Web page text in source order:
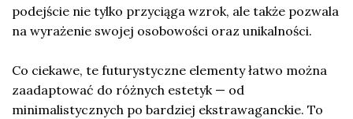
podejście nie tylko przyciąga wzrok, ale także pozwala
na wyrażenie swojej osobowości oraz unikalności.
Co ciekawe, te futurystyczne elementy łatwo można
zaadaptować do różnych estetyk — od
minimalistycznych po bardziej ekstrawaganckie. To